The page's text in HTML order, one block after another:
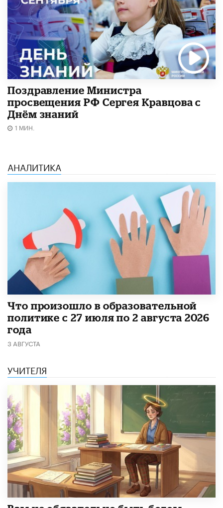
Поздравление Министра
просвещения РФ Сергея Кравцова с
Днём знаний
1 МИН.
АНАЛИТИКА
​Что произошло в образовательной
политике с 27 июля по 2 августа 2026
года
3 АВГУСТА
УЧИТЕЛЯ